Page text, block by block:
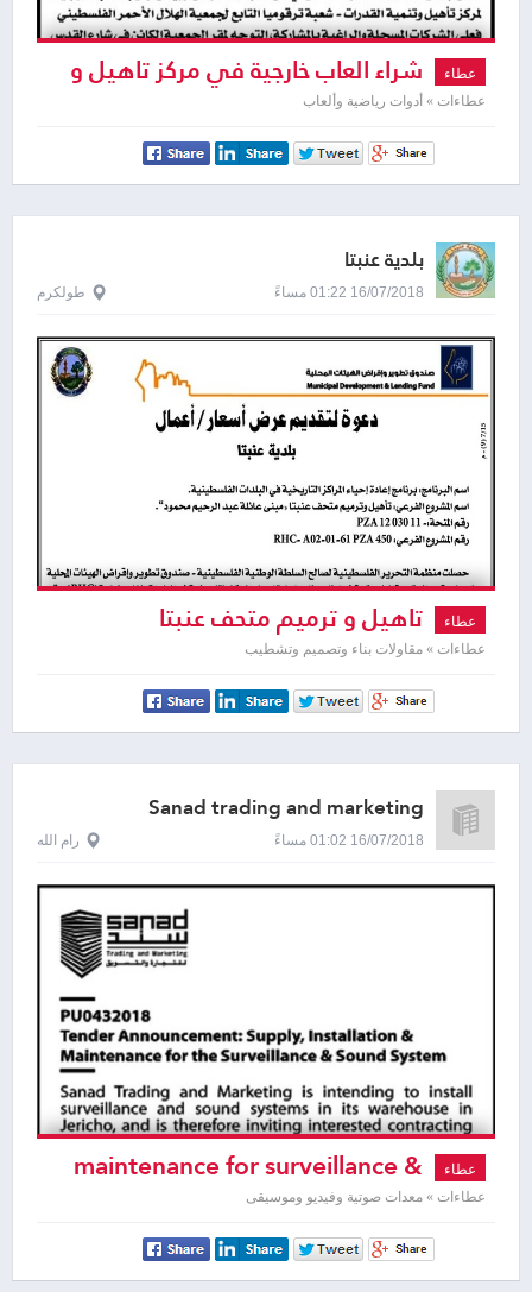
عطاء شراء العاب خارجية في مركز تاهيل و
تنمية القدرات في ترقوميا
عطاءات » أدوات رياضية وألعاب
بلدية عنبتا
16/07/2018 01:22 مساءً طولكرم
عطاء تاهيل و ترميم متحف عنبتا
عطاءات » مقاولات بناء وتصميم وتشطيب
Sanad trading and marketing
16/07/2018 01:02 مساءً رام الله
عطاء maintenance for surveillance &
sound system
عطاءات » معدات صوتية وفيديو وموسيقى